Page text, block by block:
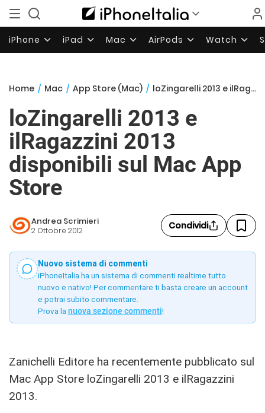
iPhone iPad Mac AirPods Watch
Home / Mac / App Store (Mac) / loZingarelli 2013 e ilRagazzini 2013 disponibili sul Mac App Store
loZingarelli 2013 e
ilRagazzini 2013
disponibili sul Mac App
Store
Andrea Scrimieri
2 Ottobre 2012 Condividi
Nuovo sistema di commenti
iPhoneItalia ha un sistema di commenti realtime tutto
nuovo e nativo! Per commentare ti basta creare un account
e potrai subito commentare.
Prova la nuova sezione commenti!
Zanichelli Editore ha recentemente pubblicato sul
Mac App Store loZingarelli 2013 e ilRagazzini
2013.